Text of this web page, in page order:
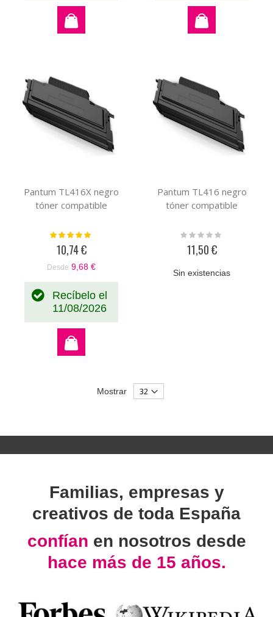
Pantum TL416X negro
tóner compatible
Valoración:
10,74 €
Desde 9,68 €
Recíbelo el
11/08/2026
Pantum TL416 negro
tóner compatible
Rating:
11,50 €
Sin existencias
Mostrar
Familias, empresas y
creativos de toda España
confían en nosotros desde
hace más de 15 años.